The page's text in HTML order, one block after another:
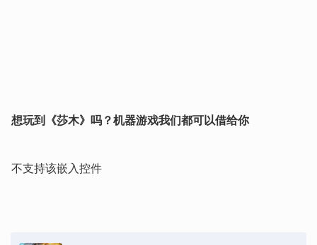
想玩到《莎木》吗？机器游戏我们都可以借给你
不支持该嵌入控件